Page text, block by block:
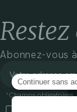
Abonnez-vous
*Champs obligatoires
En cliquant sur